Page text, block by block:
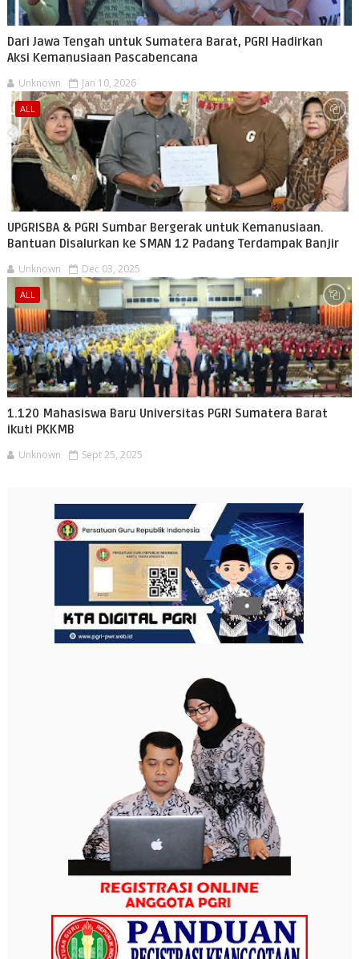
Dari Jawa Tengah untuk Sumatera Barat, PGRI Hadirkan
Aksi Kemanusiaan Pascabencana
Unknown Jan 10, 2026
ALL
UPGRISBA & PGRI Sumbar Bergerak untuk Kemanusiaan.
Bantuan Disalurkan ke SMAN 12 Padang Terdampak Banjir
Unknown Dec 03, 2025
ALL
1.120 Mahasiswa Baru Universitas PGRI Sumatera Barat
ikuti PKKMB
Unknown Sept 25, 2025